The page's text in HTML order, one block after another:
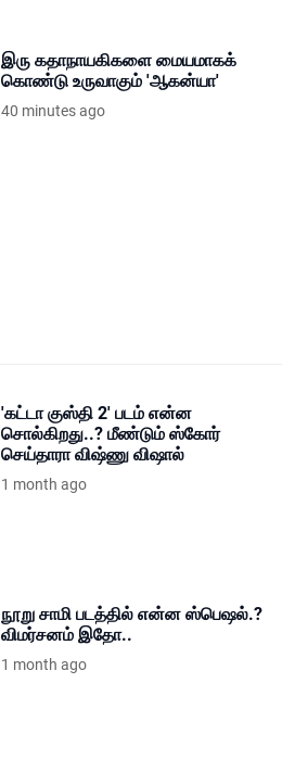
இரு கதாநாயகிகளை மையமாகக்
கொண்டு உருவாகும் 'ஆகன்யா'
40 minutes ago
'கட்டா குஸ்தி 2' படம் என்ன
சொல்கிறது..? மீண்டும் ஸ்கோர்
செய்தாரா விஷ்ணு விஷால்
1 month ago
நூறு சாமி படத்தில் என்ன ஸ்பெஷல்.?
விமர்சனம் இதோ..
1 month ago